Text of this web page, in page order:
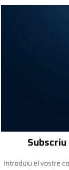
Introduïu el vostre